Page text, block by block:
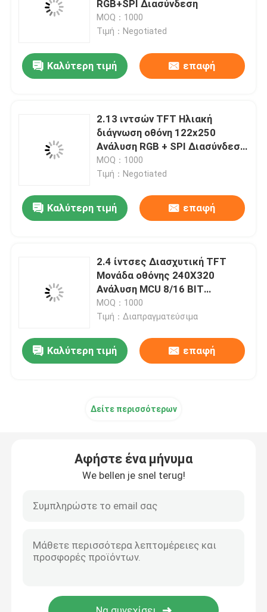
Υψηλή επίδειξη φωτεινότητας LCD
Δείκτης LCD COB
Επίδειξη UART TFT
Ενότητα επίδειξης LCD
Επίδειξη PMOLED
Ψηφιακή επίδειξη οδηγήσεων
RGB+SPI Διασύνδεση
MOQ：1000
Τιμή：Negotiated
Καλύτερη τιμή επαφή
2.13 ιντσών TFT Ηλιακή
διάγνωση οθόνη 122x250
Ανάλυση RGB + SPI Διασύνδεση
Οδήγηση IC NV3052C
MOQ：1000
Τιμή：Negotiated
Καλύτερη τιμή επαφή
2.4 ίντσες Διασχυτική TFT
Μονάδα οθόνης 240X320
Ανάλυση MCU 8/16 BIT
Διασύνδεση Διαβάσιμη με
ηλιακό φως
MOQ：1000
Τιμή：Διαπραγματεύσιμα
Καλύτερη τιμή επαφή
Δείτε περισσότερων
Αφήστε ένα μήνυμα
We bellen je snel terug!